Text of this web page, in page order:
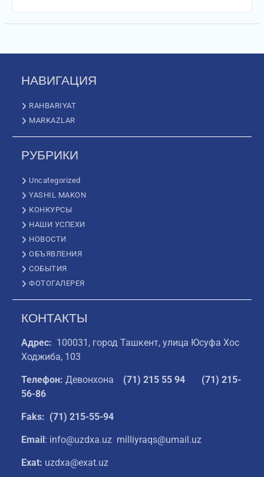
НАВИГАЦИЯ
RAHBARIYAT
MARKAZLAR
РУБРИКИ
Uncategorized
YASHIL MAKON
КОНКУРСЫ
НАШИ УСПЕХИ
НОВОСТИ
ОБЪЯВЛЕНИЯ
СОБЫТИЯ
ФОТОГАЛЕРЕЯ
КОНТАКТЫ
Адрес: 100031, город Ташкент, улица Юсуфа Хос
Ходжиба, 103
Телефон: Девонхона (71) 215 55 94
(71) 215-
56-86
Faks: (71) 215-55-94
Email: info@uzdxa.uz milliyraqs@umail.uz
Exat: uzdxa@exat.uz